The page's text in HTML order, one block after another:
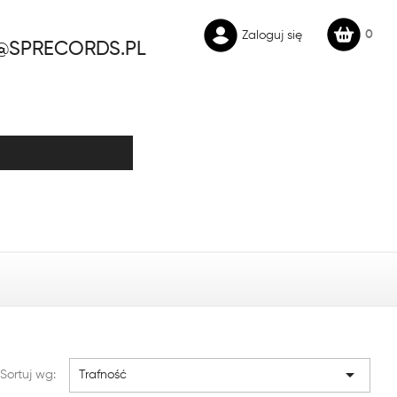
Zaloguj się 0
Sortuj wg: Trafność 